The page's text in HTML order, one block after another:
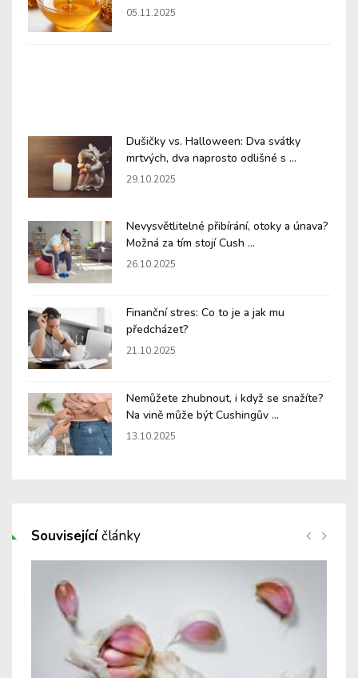
05.11.2025
Dušičky vs. Halloween: Dva svátky
mrtvých, dva naprosto odlišné s ...
29.10.2025
Nevysvětlitelné přibírání, otoky a únava?
Možná za tím stojí Cush ...
26.10.2025
Finanční stres: Co to je a jak mu
předcházet?
21.10.2025
Nemůžete zhubnout, i když se snažíte?
Na vině může být Cushingův ...
13.10.2025
Souvisejícíčlánky